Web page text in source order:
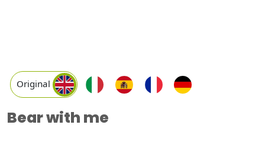
Original
Bear with me